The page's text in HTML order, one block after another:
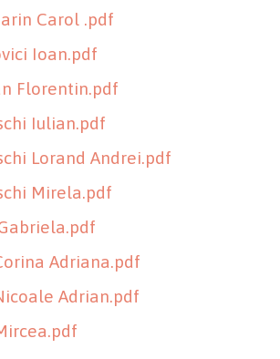
Carol .pdf
Ioan.pdf
Florentin.pdf
Iulian.pdf
Lorand Andrei.pdf
Mirela.pdf
Adriana.pdf
Adrian.pdf